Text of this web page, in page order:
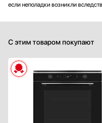
если неполадки возникли
С этим товаром покупают